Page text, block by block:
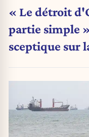
« Le détroit
partie simple
sceptique sur